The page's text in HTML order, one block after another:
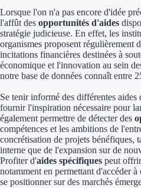
Lorsque l'on n'a pas encore d'idée
l'affût des opportunités d'aides
stratégie judicieuse. En effet, les
organismes proposent régulièrement
incitations financières destinées à
économique et l'innovation au sein
notre base de données connaît entre
Se tenir informé des différentes
fournir l'inspiration nécessaire pour
également permettre de détecter des
compétences et les ambitions de
concrétisation de projets bénéfiques,
interne que de l'expansion sur de
Profiter d'aides spécifiques peut
notamment en permettant d'accéder
se positionner sur des marchés